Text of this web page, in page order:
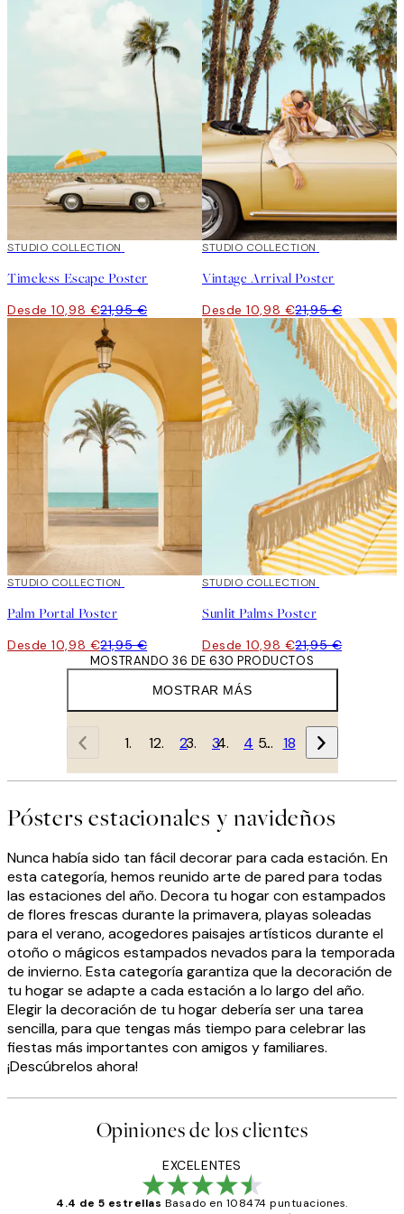
50%*
STUDIO COLLECTION
Timeless Escape Poster
Desde 10,98 €21,95 €
50%*
STUDIO COLLECTION
Vintage Arrival Poster
Desde 10,98 €21,95 €
50%*
STUDIO COLLECTION
Palm Portal Poster
Desde 10,98 €21,95 €
50%*
STUDIO COLLECTION
Sunlit Palms Poster
Desde 10,98 €21,95 €
MOSTRAR MÁS
MOSTRANDO 36 DE 630 PRODUCTOS
1 2 3 4 … 18
Pósters estacionales y navideños
Nunca había sido tan fácil decorar para cada estación. En
esta categoría, hemos reunido arte de pared para todas
las estaciones del año. Decora tu hogar con estampados
de flores frescas durante la primavera, playas soleadas
para el verano, acogedores paisajes artísticos durante el
otoño o mágicos estampados nevados para la temporada
de invierno. Esta categoría garantiza que la decoración de
tu hogar se adapte a cada estación a lo largo del año.
Elegir la decoración de tu hogar debería ser una tarea
sencilla, para que tengas más tiempo para celebrar las
fiestas más importantes con amigos y familiares.
¡Descúbrelos ahora!
Opiniones de los clientes
EXCELENTES
4.4 de 5 estrellas Basado en 108474 puntuaciones.